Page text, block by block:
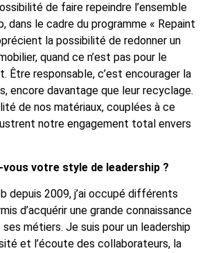
de faire repeindre l’ensemble
dans le cadre du programme « Repaint
la possibilité de redonner un
quand ce n’est pas pour le
Être responsable, c’est encourager la
encore davantage que leur recyclage.
de nos matériaux, couplées à ce
notre engagement total envers
votre style de leadership ?
depuis 2009, j’ai occupé différents
d’acquérir une grande connaissance
métiers. Je suis pour un leadership
et l’écoute des collaborateurs, la